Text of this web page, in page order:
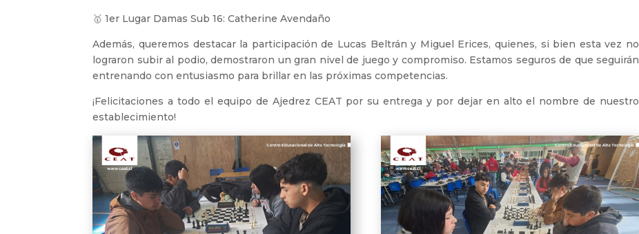
🥇 1er Lugar Damas Sub 16: Catherine Avendaño
Además, queremos destacar la participación de Lucas Beltrán y Miguel Erices, quienes, si bien esta vez no
lograron subir al podio, demostraron un gran nivel de juego y compromiso. Estamos seguros de que seguirán
entrenando con entusiasmo para brillar en las próximas competencias.
¡Felicitaciones a todo el equipo de Ajedrez CEAT por su entrega y por dejar en alto el nombre de nuestro
establecimiento!